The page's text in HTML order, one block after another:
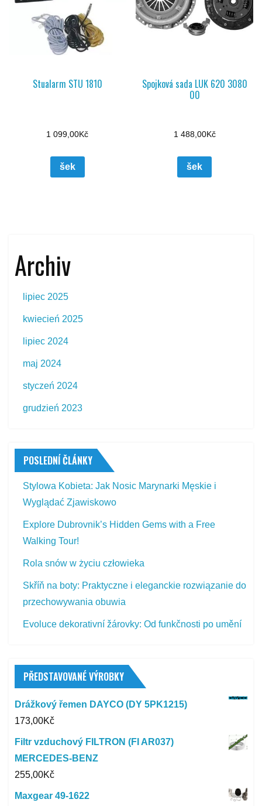
Stualarm STU 1810
1 099,00Kč
šek
Spojková sada LUK 620 3080
00
1 488,00Kč
šek
Archiv
lipiec 2025
kwiecień 2025
lipiec 2024
maj 2024
styczeń 2024
grudzień 2023
POSLEDNÍ ČLÁNKY
Stylowa Kobieta: Jak Nosic Marynarki Męskie i
Wyglądać Zjawiskowo
Explore Dubrovnik’s Hidden Gems with a Free
Walking Tour!
Rola snów w życiu człowieka
Skříň na boty: Praktyczne i eleganckie rozwiązanie do
przechowywania obuwia
Evoluce dekorativní žárovky: Od funkčnosti po umění
PŘEDSTAVOVANÉ VÝROBKY
Drážkový řemen DAYCO (DY 5PK1215)
173,00Kč
Filtr vzduchový FILTRON (FI AR037)
MERCEDES-BENZ
255,00Kč
Maxgear 49-1622